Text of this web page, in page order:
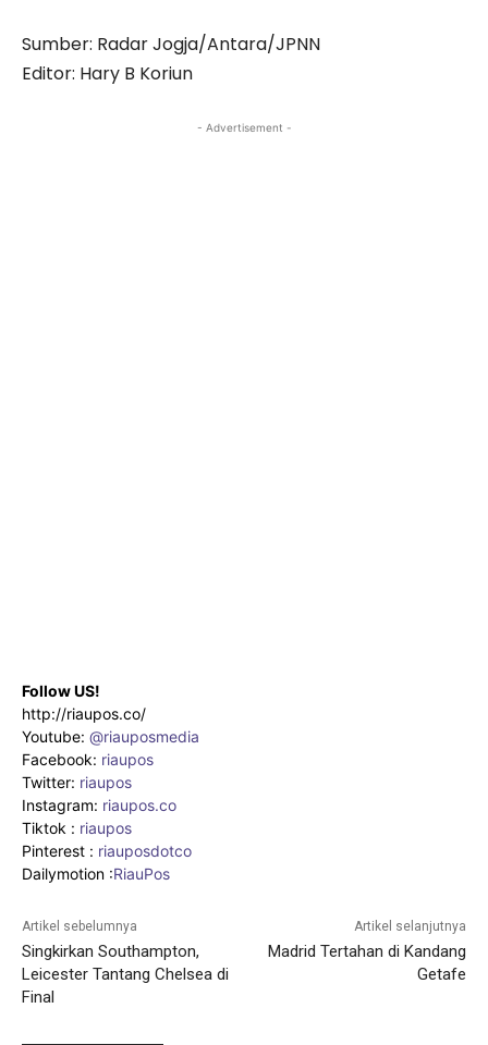
Sumber: Radar Jogja/Antara/JPNN
Editor: Hary B Koriun
- Advertisement -
Follow US!
http://riaupos.co/
Youtube: @riauposmedia
Facebook: riaupos
Twitter: riaupos
Instagram: riaupos.co
Tiktok : riaupos
Pinterest : riauposdotco
Dailymotion :RiauPos
Artikel sebelumnya
Singkirkan Southampton,
Leicester Tantang Chelsea di
Final
Artikel selanjutnya
Madrid Tertahan di Kandang
Getafe